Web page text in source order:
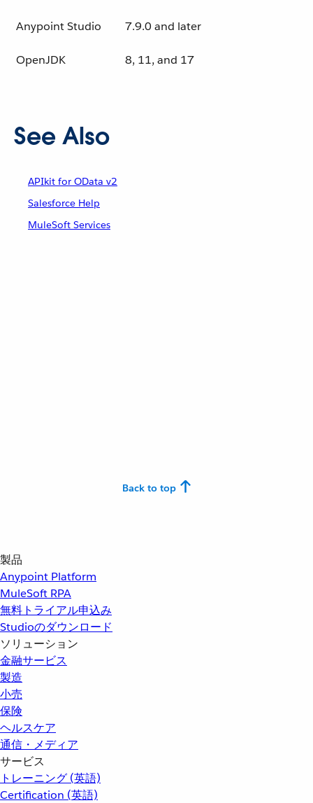
Anypoint Studio 7.9.0 and later
OpenJDK 8, 11, and 17
See Also
APIkit for OData v2
Salesforce Help
MuleSoft Services
Back to top
製品
Anypoint Platform
MuleSoft RPA
無料トライアル申込み
Studioのダウンロード
ソリューション
金融サービス
製造
小売
保険
ヘルスケア
通信・メディア
サービス
トレーニング (英語)
Certification (英語)